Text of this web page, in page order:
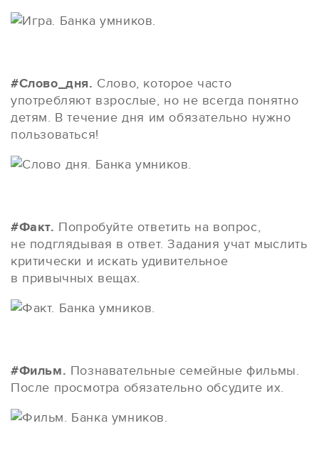
#Слово_дня. Слово, которое часто
употребляют взрослые, но не всегда понятно
детям. В течение дня им обязательно нужно
пользоваться!
#Факт. Попробуйте ответить на вопрос,
не подглядывая в ответ. Задания учат мыслить
критически и искать удивительное
в привычных вещах.
#Фильм. Познавательные семейные фильмы.
После просмотра обязательно обсудите их.